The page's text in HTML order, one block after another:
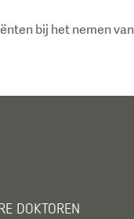
bij het nemen
DOKTOREN